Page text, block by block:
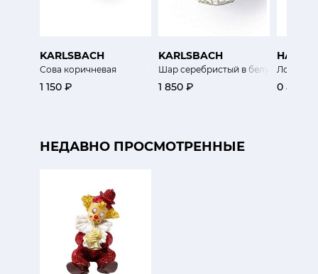
KARLSBACH
Сова коричневая
1 150 ₽
KARLSBACH
Шар серебристый в белую сеточку
1 850 ₽
HAND-
0 ₽
НЕДАВНО ПРОСМОТРЕННЫЕ